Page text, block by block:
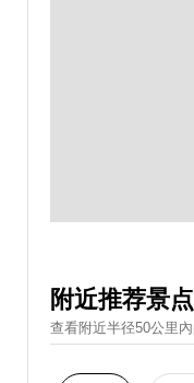
附近推荐景点
查看附近半径50公里